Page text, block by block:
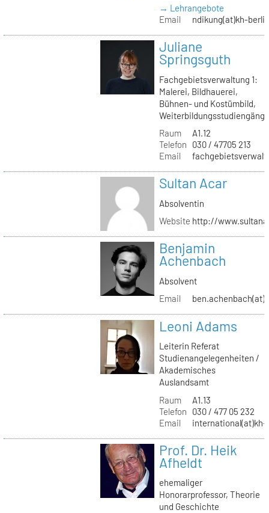
→ Lehrangebote
Email
ndikung(at)kh-
Juliane
Springsguth
Fachgebietsverwaltung 1:
Malerei, Bildhauerei,
Bühnen- und Kostümbild,
Weiterbildungsstudiengänge
Raum
A1.12
Telefon
030 / 47705 213
Email
Sultan Acar
Absolventin
Website http://
Benjamin
Achenbach
Absolvent
Email
Leoni Adams
Leiterin Referat
Studienangelegenheiten /
Akademisches
Auslandsamt
Raum
A1.13
Telefon
030 / 477 05 232
Email
international(at)kh-
Prof. Dr. Heik
Afheldt
ehemaliger
Honorarprofessor, Theorie
und Geschichte